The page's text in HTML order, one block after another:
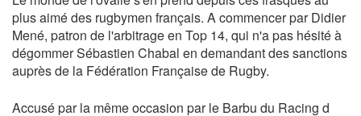
plus aimé des rugbymen français. A commencer par Didier
Mené, patron de l'arbitrage en Top 14, qui n'a pas hésité à
dégommer Sébastien Chabal en demandant des sanctions
auprès de la Fédération Française de Rugby.
Accusé par la même occasion par le Barbu du Racing d